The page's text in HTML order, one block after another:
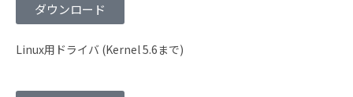
ダウンロード
Linux用ドライバ (Kernel 5.6まで)